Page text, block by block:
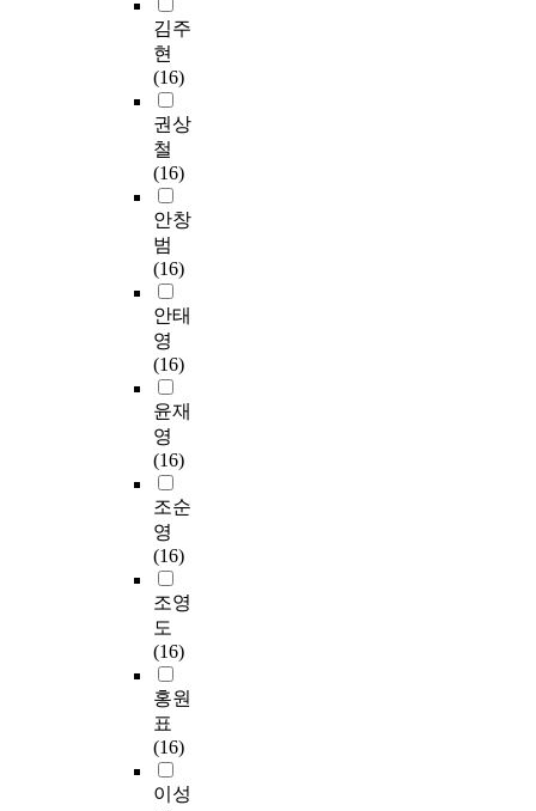
김주
현
(16)
권상
철
(16)
안창
범
(16)
안태
영
(16)
윤재
영
(16)
조순
영
(16)
조영
도
(16)
홍원
표
(16)
이성